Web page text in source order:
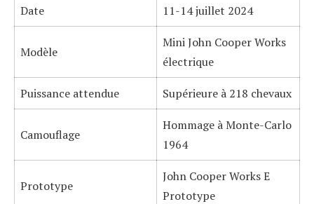
Date 11-14 juillet 2024
Modèle
Mini John Cooper Works
électrique
Puissance attendue Supérieure à 218 chevaux
Camouflage
Hommage à Monte-Carlo
1964
Prototype
John Cooper Works E
Prototype